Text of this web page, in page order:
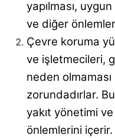
yapılması,
ve diğer
Çevre koruma
ve işletmecileri,
neden
zorundadırlar.
yakıt yönetimi
önlemlerini içerir.